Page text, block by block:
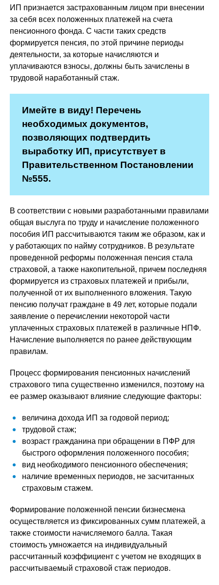
ИП признается застрахованным лицом при внесении
за себя всех положенных платежей на счета
пенсионного фонда. С части таких средств
формируется пенсия, по этой причине периоды
деятельности, за которые начисляются и
уплачиваются взносы, должны быть зачислены в
трудовой наработанный стаж.
Имейте в виду! Перечень
необходимых документов,
позволяющих подтвердить
выработку ИП, присутствует в
Правительственном Постановлении
№555.
В соответствии с новыми разработанными правилами
общая выслуга по труду и начисление положенного
пособия ИП рассчитываются таким же образом, как и
у работающих по найму сотрудников. В результате
проведенной реформы положенная пенсия стала
страховой, а также накопительной, причем последняя
формируется из страховых платежей и прибыли,
полученной от их выполненного вложения. Такую
пенсию получат граждане в 49 лет, которые подали
заявление о перечислении некоторой части
уплаченных страховых платежей в различные НПФ.
Начисление выполняется по ранее действующим
правилам.
Процесс формирования пенсионных начислений
страхового типа существенно изменился, поэтому на
ее размер оказывают влияние следующие факторы:
величина дохода ИП за годовой период;
трудовой стаж;
возраст гражданина при обращении в ПФР для
быстрого оформления положенного пособия;
вид необходимого пенсионного обеспечения;
наличие временных периодов, не засчитанных
страховым стажем.
Формирование положенной пенсии бизнесмена
осуществляется из фиксированных сумм платежей, а
также стоимости начисляемого балла. Такая
стоимость умножается на индивидуальный
рассчитанный коэффициент с учетом не входящих в
рассчитываемый страховой стаж периодов.